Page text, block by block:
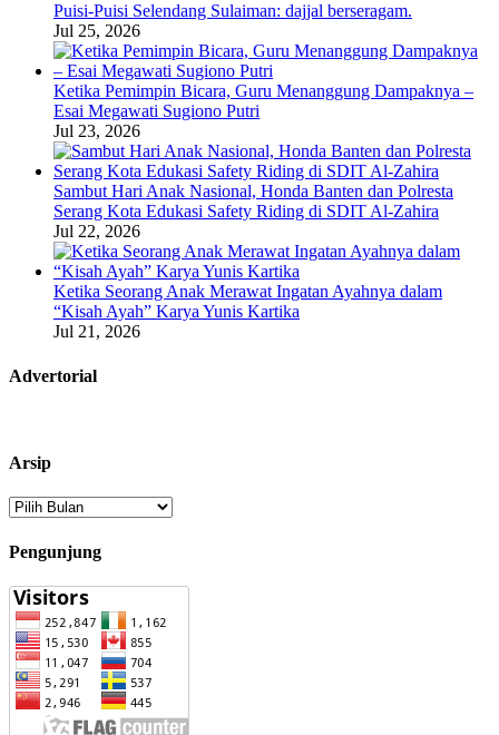
Puisi-Puisi Selendang Sulaiman: dajjal berseragam.
Jul 25, 2026
Ketika Pemimpin Bicara, Guru Menanggung Dampaknya –
Esai Megawati Sugiono Putri
Jul 23, 2026
Sambut Hari Anak Nasional, Honda Banten dan Polresta
Serang Kota Edukasi Safety Riding di SDIT Al-Zahira
Jul 22, 2026
Ketika Seorang Anak Merawat Ingatan Ayahnya dalam
“Kisah Ayah” Karya Yunis Kartika
Jul 21, 2026
Advertorial
Arsip
Arsip
Pengunjung